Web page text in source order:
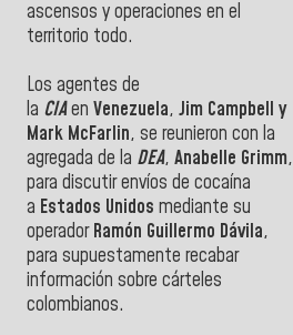
ascensos y operaciones en el
territorio todo.
Los agentes de
la CIAen Venezuela, Jim Campbell y
Mark McFarlin, se reunieron con la
agregada de la DEA, Anabelle Grimm,
para discutir envíos de cocaína
a Estados Unidos mediante su
operadorRamón Guillermo Dávila,
para supuestamente recabar
información sobre cárteles
colombianos.